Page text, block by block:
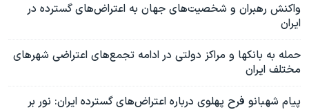
واکنش رهبران و شخصیت‌های جهان به اعتراض‌های گسترده در
ایران
حمله به بانکها و مراکز دولتی در ادامه تجمع‌های اعتراضی شهرهای
مختلف ایران
پیام شهبانو فرح پهلوی درباره اعتراض‌های گسترده ایران: نور بر